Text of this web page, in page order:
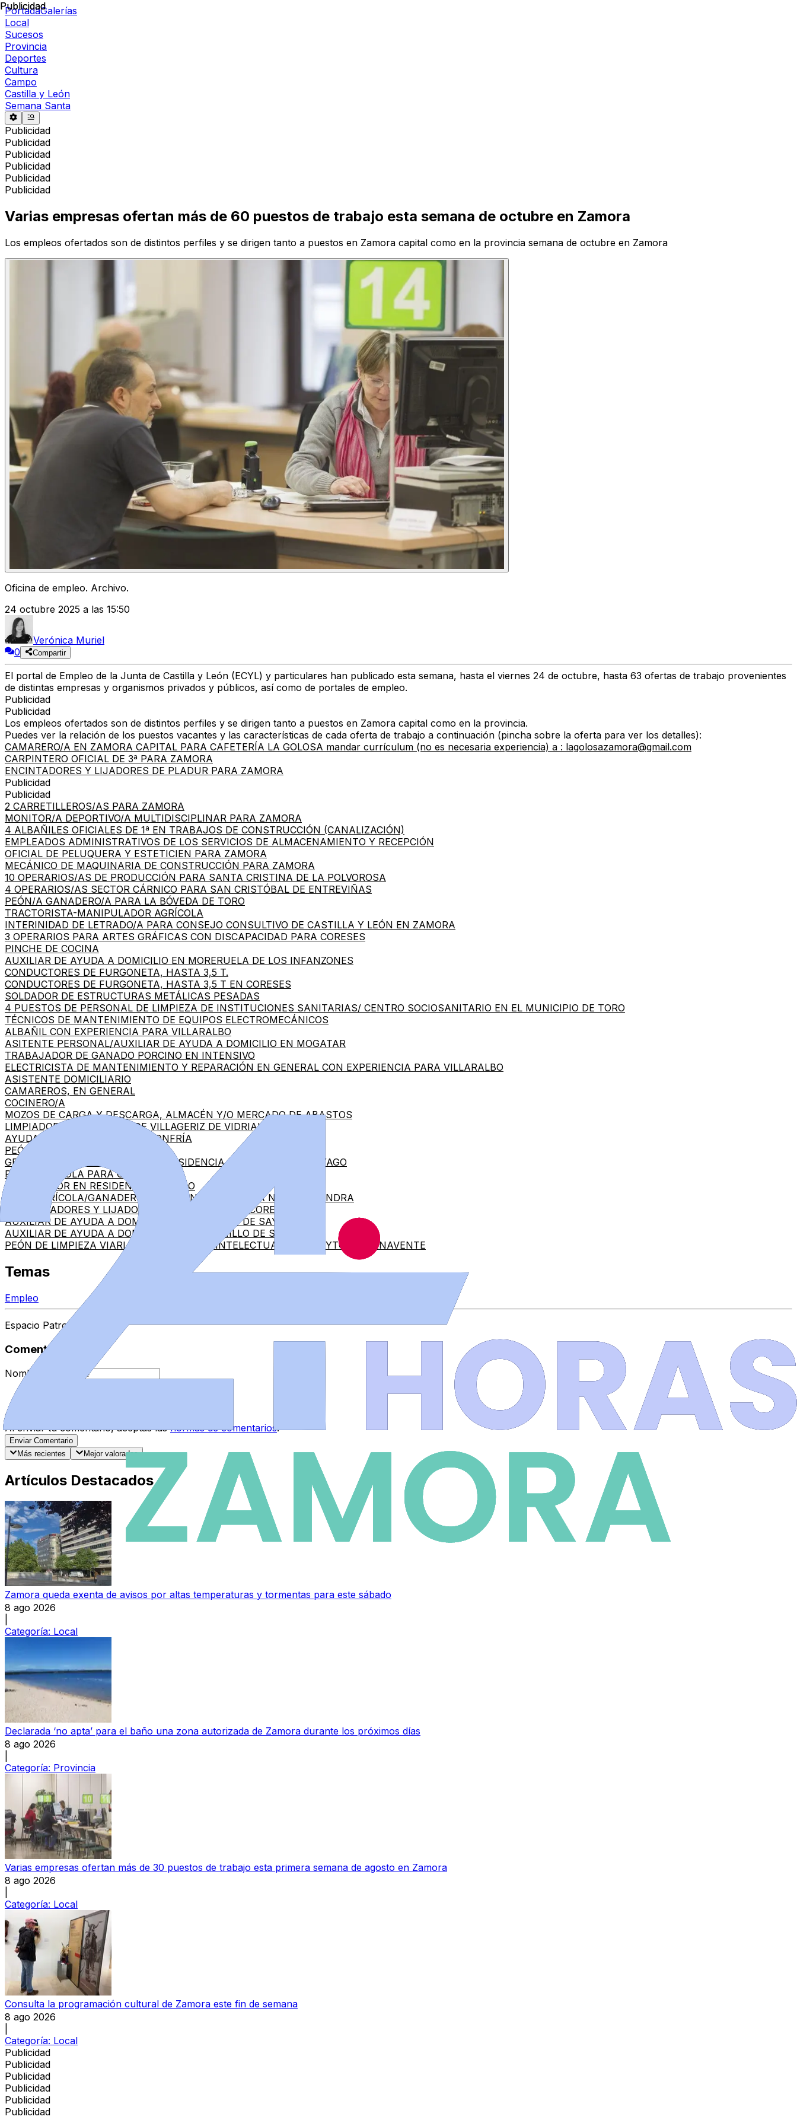
PortadaGalerías
Local
Sucesos
Provincia
Deportes
Cultura
Campo
Castilla y León
Semana Santa
Publicidad
Publicidad
Publicidad
Publicidad
Publicidad
Publicidad
Publicidad
Varias empresas ofertan más de 60 puestos de trabajo esta semana de octubre en Zamora
Los empleos ofertados son de distintos perfiles y se dirigen tanto a puestos en Zamora capital como en la provincia semana de octubre en Zamora
Oficina de empleo. Archivo.
24 octubre 2025 a las 15:50
Verónica Muriel
0
Compartir
El portal de Empleo de la Junta de Castilla y León (ECYL) y particulares han publicado esta semana, hasta el viernes 24 de octubre, hasta 63 ofertas de trabajo provenientes
de distintas empresas y organismos privados y públicos, así como de portales de empleo.
Publicidad
Publicidad
Los empleos ofertados son de distintos perfiles y se dirigen tanto a puestos en Zamora capital como en la provincia.
Puedes ver la relación de los puestos vacantes y las características de cada oferta de trabajo a continuación (pincha sobre la oferta para ver los detalles):
CAMARERO/A EN ZAMORA CAPITAL PARA CAFETERÍA LA GOLOSA mandar currículum (no es necesaria experiencia) a : lagolosazamora@gmail.com
CARPINTERO OFICIAL DE 3ª PARA ZAMORA
ENCINTADORES Y LIJADORES DE PLADUR PARA ZAMORA
Publicidad
Publicidad
2 CARRETILLEROS/AS PARA ZAMORA
MONITOR/A DEPORTIVO/A MULTIDISCIPLINAR PARA ZAMORA
4 ALBAÑILES OFICIALES DE 1ª EN TRABAJOS DE CONSTRUCCIÓN (CANALIZACIÓN)
EMPLEADOS ADMINISTRATIVOS DE LOS SERVICIOS DE ALMACENAMIENTO Y RECEPCIÓN
OFICIAL DE PELUQUERA Y ESTETICIEN PARA ZAMORA
MECÁNICO DE MAQUINARIA DE CONSTRUCCIÓN PARA ZAMORA
10 OPERARIOS/AS DE PRODUCCIÓN PARA SANTA CRISTINA DE LA POLVOROSA
4 OPERARIOS/AS SECTOR CÁRNICO PARA SAN CRISTÓBAL DE ENTREVIÑAS
PEÓN/A GANADERO/A PARA LA BÓVEDA DE TORO
TRACTORISTA-MANIPULADOR AGRÍCOLA
INTERINIDAD DE LETRADO/A PARA CONSEJO CONSULTIVO DE CASTILLA Y LEÓN EN ZAMORA
3 OPERARIOS PARA ARTES GRÁFICAS CON DISCAPACIDAD PARA CORESES
PINCHE DE COCINA
AUXILIAR DE AYUDA A DOMICILIO EN MORERUELA DE LOS INFANZONES
CONDUCTORES DE FURGONETA, HASTA 3,5 T.
CONDUCTORES DE FURGONETA, HASTA 3,5 T EN CORESES
SOLDADOR DE ESTRUCTURAS METÁLICAS PESADAS
4 PUESTOS DE PERSONAL DE LIMPIEZA DE INSTITUCIONES SANITARIAS/ CENTRO SOCIOSANITARIO EN EL MUNICIPIO DE TORO
TÉCNICOS DE MANTENIMIENTO DE EQUIPOS ELECTROMECÁNICOS
ALBAÑIL CON EXPERIENCIA PARA VILLARALBO
ASITENTE PERSONAL/AUXILIAR DE AYUDA A DOMICILIO EN MOGATAR
TRABAJADOR DE GANADO PORCINO EN INTENSIVO
ELECTRICISTA DE MANTENIMIENTO Y REPARACIÓN EN GENERAL CON EXPERIENCIA PARA VILLARALBO
ASISTENTE DOMICILIARIO
CAMAREROS, EN GENERAL
COCINERO/A
MOZOS DE CARGA Y DESCARGA, ALMACÉN Y/O MERCADO DE ABASTOS
LIMPIADOR/A PARA AYTO. DE VILLAGERIZ DE VIDRIALES
AYUDANTE DE COCINA PARA FONFRÍA
PEÓN GANADERO EN GUARRATE
GEROCULTOR/A DE APOYO PARA RESIDENCIA EN ALMEIDA DE SAYAGO
PEÓN AGRÍCOLA PARA CARBELLINO
GEROCULTOR EN RESIDENCIA DE TORO
PEÓN AGRÍCOLA/GANADERO PARA SAN PEDRO DE LA NAVE-ALMENDRA
3 ENCINTADORES Y LIJADORES DE PLADUR PARA CORESES
AUXILIAR DE AYUDA A DOMICILIO PARA ROELOS DE SAYAGO
AUXILIAR DE AYUDA A DOMICILIO PARA BERMILLO DE SAYAGO
PEÓN DE LIMPIEZA VIARIA (DISCAPACIDAD INTELECTUAL) PARA AYTO. DE BENAVENTE
Temas
Empleo
Espacio Patrocinado
Comentarios
Nombre
Comentario
Al enviar tu comentario, aceptas las normas de comentarios.
Enviar Comentario
Más recientes
Mejor valorados
Artículos Destacados
Zamora queda exenta de avisos por altas temperaturas y tormentas para este sábado
8 ago 2026
Categoría: Local
Declarada ‘no apta’ para el baño una zona autorizada de Zamora durante los próximos días
8 ago 2026
Categoría: Provincia
Varias empresas ofertan más de 30 puestos de trabajo esta primera semana de agosto en Zamora
8 ago 2026
Categoría: Local
Consulta la programación cultural de Zamora este fin de semana
8 ago 2026
Categoría: Local
Publicidad
Publicidad
Publicidad
Publicidad
Publicidad
Publicidad
Publicidad